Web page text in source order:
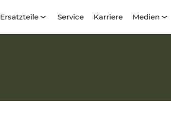
Ersatzteile Service Karriere Medien